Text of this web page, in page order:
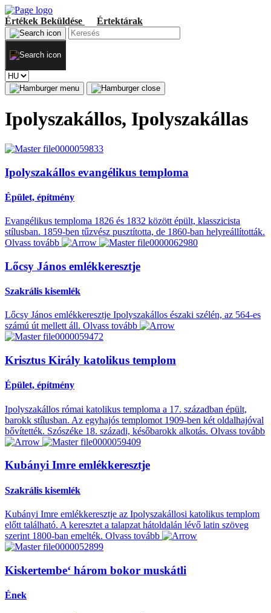
Értékek Beküldése Értektárak
Ipolyszakállos, Ipolyszakállas
Ipolyszakállos evangélikus temploma
Épület, építmény
Evangélikus temploma 1826 és 1832 között épült, klasszicista
stílusban. 1859-ben tűzvész pusztította, de 1860-ban helyreállították.
Olvass tovább
Lőcsy János emlékkeresztje
Szakrális kisemlék
Lőcsy János emlékkeresztje Ipolyszakállos északi szélén, az 564-es
számú út mellett áll. Olvass tovább
Krisztus Király katolikus templom
Épület, építmény
Ipolyszakállos római katolikus temploma a 17. században épült,
barokk stílusban. Az egyhajós templomot 1909-ben két oldalhajóval
bővítették. Szószéke 18. századi, későbarokk alkotás. Olvass tovább
Kubányi Imre emlékkeresztje
Szakrális kisemlék
Kubányi Imre emlékkeresztje az Ipolyszakállosi katolikus templom
előtt található. A keresztet a talapzat hátoldalán lévő latin szöveg
szerint 1800-ban emelték. Olvass tovább
Kiskertembe‘ három bokor muskátli
Ének